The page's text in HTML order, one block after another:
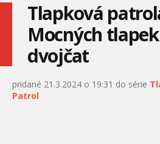
Tlapková
Mocných
dvojčat
pridané 21.3.2024 o 19:31 do série
Patrol